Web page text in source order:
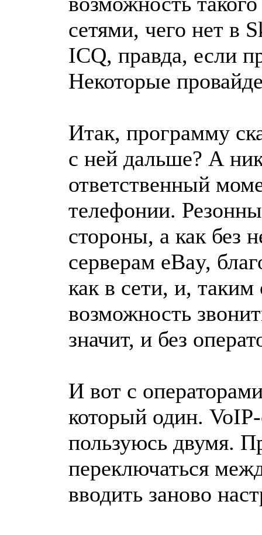
сетями, чего нет в
ICQ, правда, если
Некоторые
Итак, программу
с ней дальше? А
ответственный
телефонии.
стороны, а как без
серверам eBay,
как в сети, и,
возможность
значит, и без
И вот с
который один.
пользуюсь двумя.
переключаться
вводить заново